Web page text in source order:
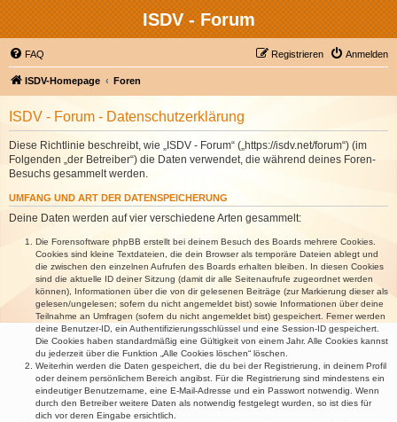
ISDV - Forum
FAQ Anmelden
Registrieren
ISDV-Homepage Foren
ISDV - Forum - Datenschutzerklärung
Diese Richtlinie beschreibt, wie „ISDV - Forum“ („https://isdv.net/forum“) (im
Folgenden „der Betreiber“) die Daten verwendet, die während deines Foren-
Besuchs gesammelt werden.
UMFANG UND ART DER DATENSPEICHERUNG
Deine Daten werden auf vier verschiedene Arten gesammelt:
Die Forensoftware phpBB erstellt bei deinem Besuch des Boards mehrere Cookies.
Cookies sind kleine Textdateien, die dein Browser als temporäre Dateien ablegt und
die zwischen den einzelnen Aufrufen des Boards erhalten bleiben. In diesen Cookies
sind die aktuelle ID deiner Sitzung (damit dir alle Seitenaufrufe zugeordnet werden
können), Informationen über die von dir gelesenen Beiträge (zur Markierung dieser als
gelesen/ungelesen; sofern du nicht angemeldet bist) sowie Informationen über deine
Teilnahme an Umfragen (sofern du nicht angemeldet bist) gespeichert. Ferner werden
deine Benutzer-ID, ein Authentifizierungsschlüssel und eine Session-ID gespeichert.
Die Cookies haben standardmäßig eine Gültigkeit von einem Jahr. Alle Cookies kannst
du jederzeit über die Funktion „Alle Cookies löschen“ löschen.
Weiterhin werden die Daten gespeichert, die du bei der Registrierung, in deinem Profil
oder deinem persönlichem Bereich angibst. Für die Registrierung sind mindestens ein
eindeutiger Benutzername, eine E-Mail-Adresse und ein Passwort notwendig. Wenn
durch den Betreiber weitere Daten als notwendig festgelegt wurden, so ist dies für
dich vor deren Eingabe ersichtlich.